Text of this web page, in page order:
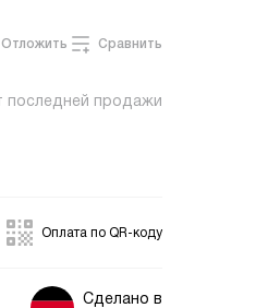
Отложить Сравнить
последней продажи
Оплата по QR-коду
Сделано в